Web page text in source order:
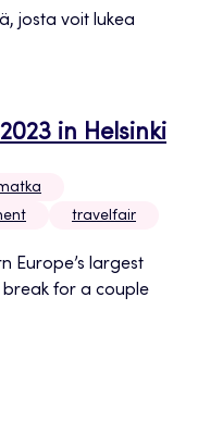
josta voit lukea
in Helsinki
travelfair
Europe’s largest
for a couple